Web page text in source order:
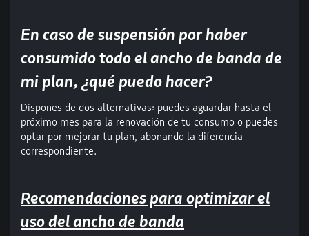
En caso de suspensión por haber
consumido todo el ancho de banda de
mi plan, ¿qué puedo hacer?
Dispones de dos alternativas: puedes aguardar hasta el
próximo mes para la renovación de tu consumo o puedes
optar por mejorar tu plan, abonando la diferencia
correspondiente.
Recomendaciones para optimizar el
uso del ancho de banda